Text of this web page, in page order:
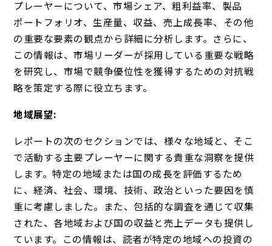
プレーヤーについて、市場シェア、粗利益率、製品
ポートフォリオ、生産量、収益、売上成長率、その他
の重要な要素の観点から詳細に分析します。さらに、
この情報は、市場リーダーが採用している重要な戦略
を研究し、市場で競争優位性を獲得するための対抗戦
略を策定する際に役立ちます。
地域展望:
レポートの次のセクションでは、様々な地域と、そこ
で活動する主要プレーヤーに関する貴重な洞察を提供
します。特定の地域または国の成長を評価するため
に、経済、社会、環境、技術、政治といった要因を慎
重に考慮しました。また、包括的な調査を通じて収集
された、各地域および国の収益と売上データも提供し
ています。この情報は、読者が特定の地域への投資の